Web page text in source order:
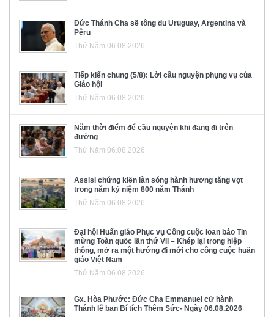
Đức Thánh Cha sẽ tông du Uruguay, Argentina và
Pêru
Thứ Năm 06.08.2026
Tiếp kiến chung (5/8): Lời cầu nguyện phụng vụ của
Giáo hội
Thứ Năm 06.08.2026
Năm thời điểm để cầu nguyện khi đang đi trên
đường
Thứ Năm 06.08.2026
Assisi chứng kiến làn sóng hành hương tăng vọt
trong năm kỷ niệm 800 năm Thánh
Thứ Năm 06.08.2026
Đại hội Huấn giáo Phục vụ Công cuộc loan báo Tin
mừng Toàn quốc lần thứ VII – Khép lại trong hiệp
thông, mở ra một hướng đi mới cho công cuộc huấn
giáo Việt Nam
Thứ Năm 06.08.2026
Gx. Hòa Phước: Đức Cha Emmanuel cử hành
Thánh lễ ban Bí tích Thêm Sức- Ngày 06.08.2026